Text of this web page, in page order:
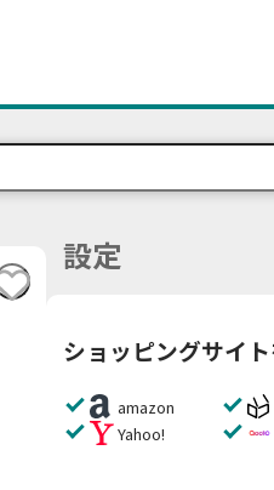
設定
ショッピングサイ
amazon
Yahoo!